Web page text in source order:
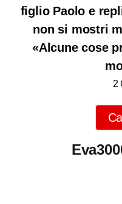
figlio Paolo e
non si mostri
«Alcune cose
2